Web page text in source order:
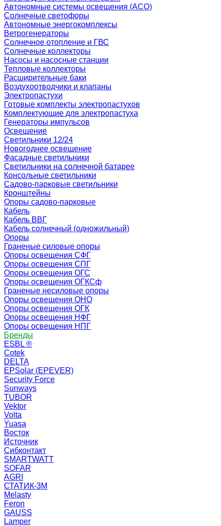
Автономные системы освещения (АСО)
Солнечные светофоры
Автономные энергокомплексы
Ветрогенераторы
Солнечное отопление и ГВС
Солнечные коллекторы
Насосы и насосные станции
Тепловые коллекторы
Расширительные баки
Воздухоотводчики и клапаны
Электропастухи
Готовые комплекты электропастухов
Комплектующие для электропастуха
Генераторы импульсов
Освещение
Светильники 12/24
Новогоднее освещение
Фасадные светильники
Светильники на солнечной батарее
Консольные светильники
Садово-парковые светильники
Кронштейны
Опоры садово-парковые
Кабель
Кабель ВВГ
Кабель солнечный (одножильный)
Опоры
Граненые силовые опоры
Опоры освещения СФГ
Опоры освещения СПГ
Опоры освещения ОГС
Опоры освещения ОГКСф
Граненые несиловые опоры
Опоры освещения ОНО
Опоры освещения ОГК
Опоры освещения НФГ
Опоры освещения НПГ
Бренды
ESBL ®
Cotek
DELTA
EPSolar (EPEVER)
Security Force
Sunways
TUBOR
Vektor
Volta
Yuasa
Восток
Источник
Сибконтакт
SMARTWATT
SOFAR
AGRI
СТАТИК-3М
Melasty
Feron
GAUSS
Lamper